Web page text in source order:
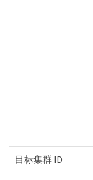
目标集群 ID